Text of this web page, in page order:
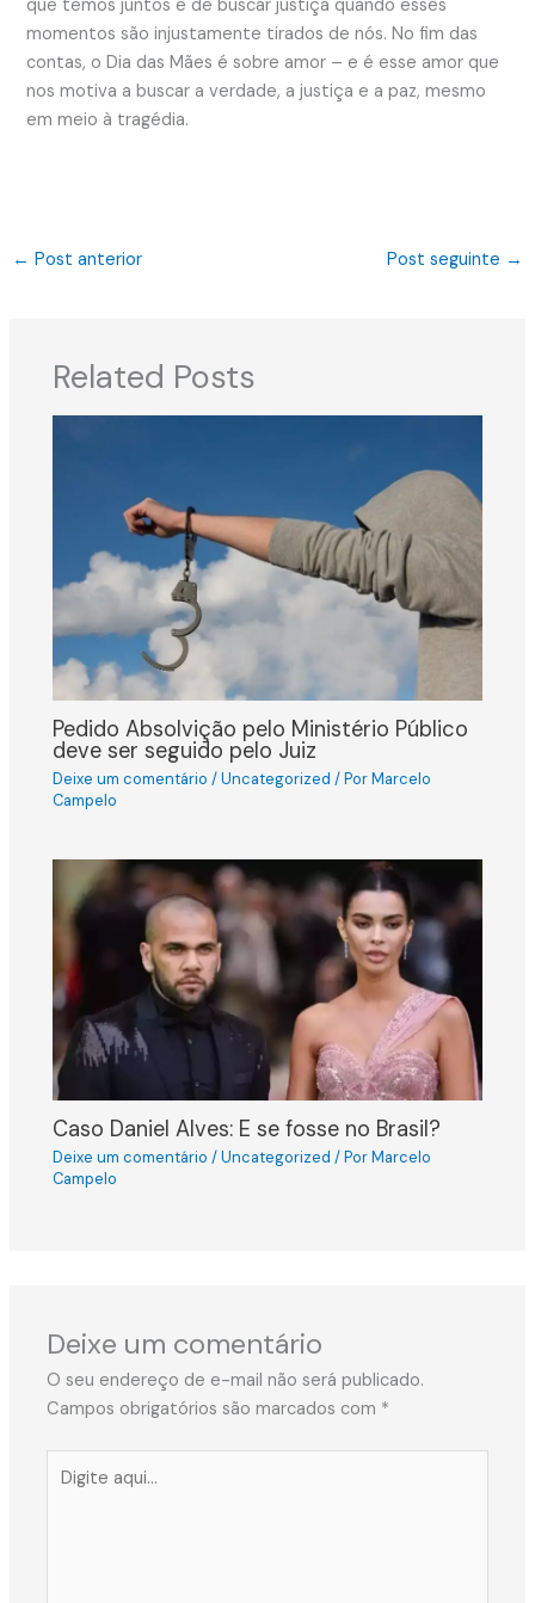
que temos juntos e de buscar justiça quando esses
momentos são injustamente tirados de nós. No fim das
contas, o Dia das Mães é sobre amor – e é esse amor que
nos motiva a buscar a verdade, a justiça e a paz, mesmo
em meio à tragédia.
← Post anterior Post seguinte →
Related Posts
Pedido Absolvição pelo Ministério Público
deve ser seguido pelo Juiz
Deixe um comentário /Uncategorized / PorMarcelo
Campelo
Caso Daniel Alves: E se fosse no Brasil?
Deixe um comentário /Uncategorized / PorMarcelo
Campelo
Deixe um comentário
O seu endereço de e-mail não será publicado.
Campos obrigatórios são marcados com *
aqui...